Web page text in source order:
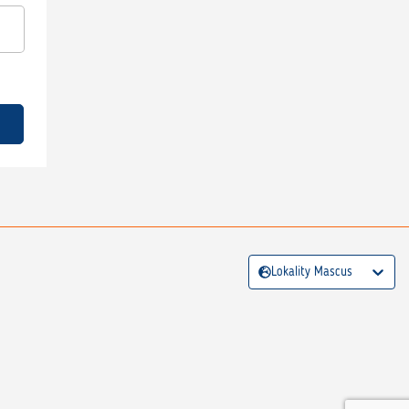
Lokality Mascus